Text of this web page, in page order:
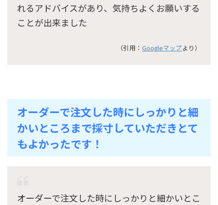
れるアドバイスがあり、気持ちよくお願いする
ことが出来ました
（引用： Googleマップより）
オーダーで注文した時にしっかりと細
かいところまで採寸していただきとて
もよかったです！
オーダーで注文した時にしっかりと細かいとこ